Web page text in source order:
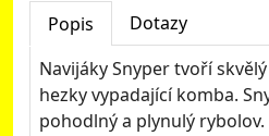
Popis
Dotazy
Navijáky Snyper tvoří
hezky vypadající komba.
pohodlný a plynulý rybolov.